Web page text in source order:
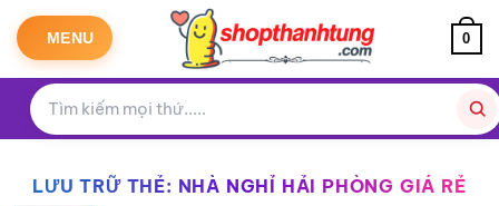
qua
dung
MENU 0
LƯU TRỮ THẺ: NHÀ NGHỈ HẢI PHÒNG GIÁ RẺ